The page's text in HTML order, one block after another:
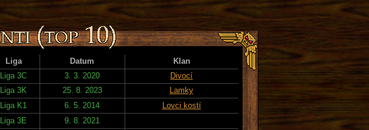
Liga Datum
Klan
Liga 3C 3. 3. 2020
Divocí
Liga 3K 25. 8. 2023
Lamky
Liga K1 6. 5. 2014
Lovci kostí
Liga 3E
9. 8. 2021